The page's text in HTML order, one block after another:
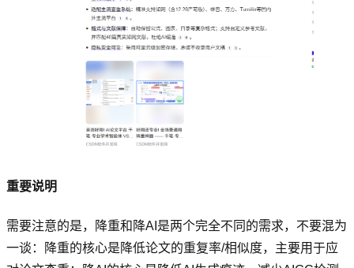
重要说明
需要注意的是，降重和降AI是两个完全不同的需求，不要混为
一谈：降重的核心是降低论文的重复率/相似度，主要用于应